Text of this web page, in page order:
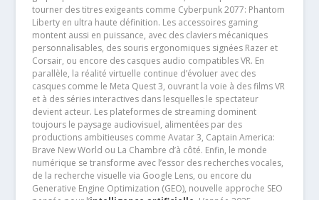
tourner des titres exigeants comme Cyberpunk 2077: Phantom
Liberty en ultra haute définition. Les accessoires gaming
montent aussi en puissance, avec des claviers mécaniques
personnalisables, des souris ergonomiques signées Razer et
Corsair, ou encore des casques audio compatibles VR. En
parallèle, la réalité virtuelle continue d’évoluer avec des
casques comme le Meta Quest 3, ouvrant la voie à des films VR
et à des séries interactives dans lesquelles le spectateur
devient acteur. Les plateformes de streaming dominent
toujours le paysage audiovisuel, alimentées par des
productions ambitieuses comme Avatar 3, Captain America:
Brave New World ou La Chambre d’à côté. Enfin, le monde
numérique se transforme avec l’essor des recherches vocales,
de la recherche visuelle via Google Lens, ou encore du
Generative Engine Optimization (GEO), nouvelle approche SEO